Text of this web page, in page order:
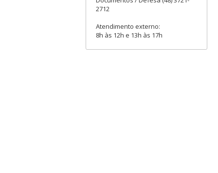
2712
Atendimento externo:
8h às 12h e 13h às 17h